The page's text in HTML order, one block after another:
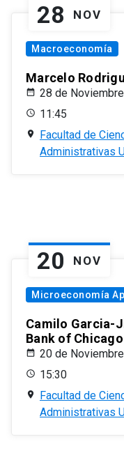
28 NOV
Macroeconomía
Marcelo
28 de
11:45
Facultad de
Administrativas
20 NOV
Microeconomía
Camilo Garcia-
Bank of Chicago
20 de
15:30
Facultad de
Administrativas